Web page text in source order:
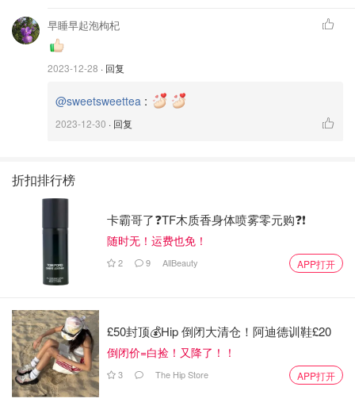
这款豆浆机是破壁豆浆机，所以不需要滤豆渣，所有都能
除了颜值超高，这款豆浆机还有以下优点：
☑️ 操作简单，只需简单按键即可
☑️ 可以预约，晚上设置好，早上直接就能喝
早睡早起泡枸杞
2023-12-28 · 回复
@sweetsweettea :
2023-12-30 · 回复
折扣排行榜
卡霸哥了❓TF木质香身体喷雾零元购❓❗
随时无！运费也免！
2 9 AllBeauty APP打开
£50封顶💰Hip 倒闭大清仓！阿迪德训鞋£20
倒闭价=白捡！又降了！！
3 The Hip Store APP打开